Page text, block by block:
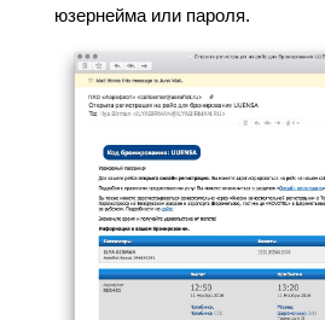
юзернейма или пароля.